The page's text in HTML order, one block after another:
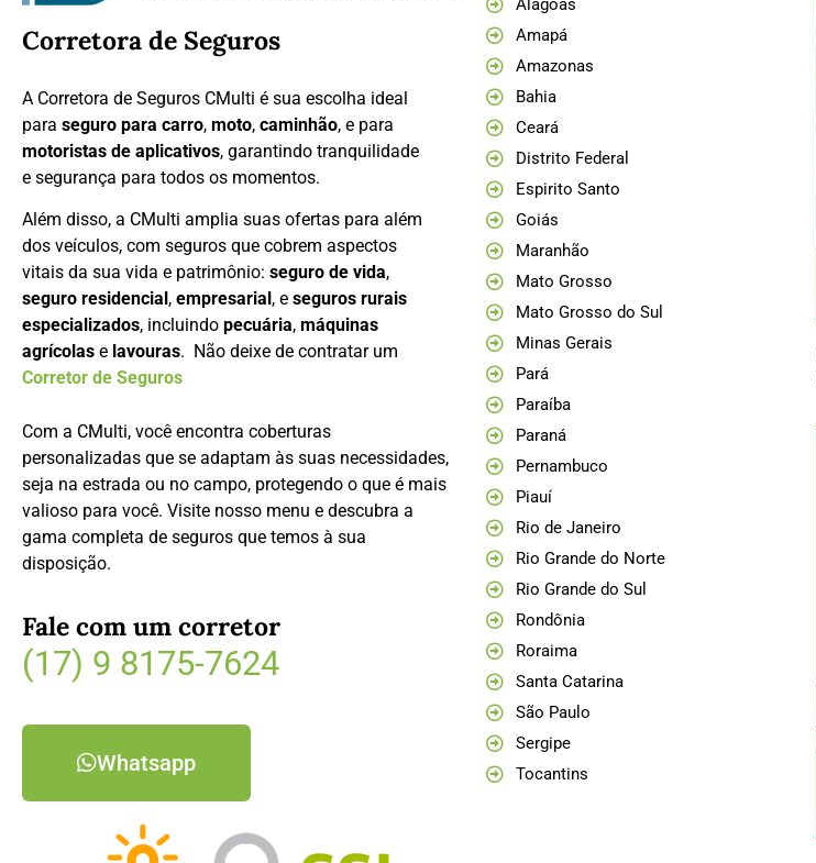
Corretora de Seguros
A Corretora de Seguros CMulti é sua escolha ideal
para seguro para carro, moto, caminhão, e para
motoristas de aplicativos, garantindo tranquilidade
e segurança para todos os momentos.
Além disso, a CMulti amplia suas ofertas para além
dos veículos, com seguros que cobrem aspectos
vitais da sua vida e patrimônio: seguro de vida,
seguro residencial , empresarial , e seguros rurais
especializados, incluindo pecuária, máquinas
agrícolas e lavouras. Não deixe de contratar um
Corretor de Seguros
Com a CMulti, você encontra coberturas
personalizadas que se adaptam às suas necessidades,
seja na estrada ou no campo, protegendo o que é mais
valioso para você. Visite nosso menu e descubra a
gama completa de seguros que temos à sua
disposição.
Fale com um corretor
(17) 9 8175-7624
Whatsapp
Amapá
Amazonas
Bahia
Ceará
Distrito Federal
Espirito Santo
Goiás
Maranhão
Mato Grosso
Mato Grosso do Sul
Minas Gerais
Pará
Paraíba
Paraná
Pernambuco
Piauí
Rio de Janeiro
Rio Grande do Norte
Rio Grande do Sul
Rondônia
Roraima
Santa Catarina
São Paulo
Sergipe
Tocantins